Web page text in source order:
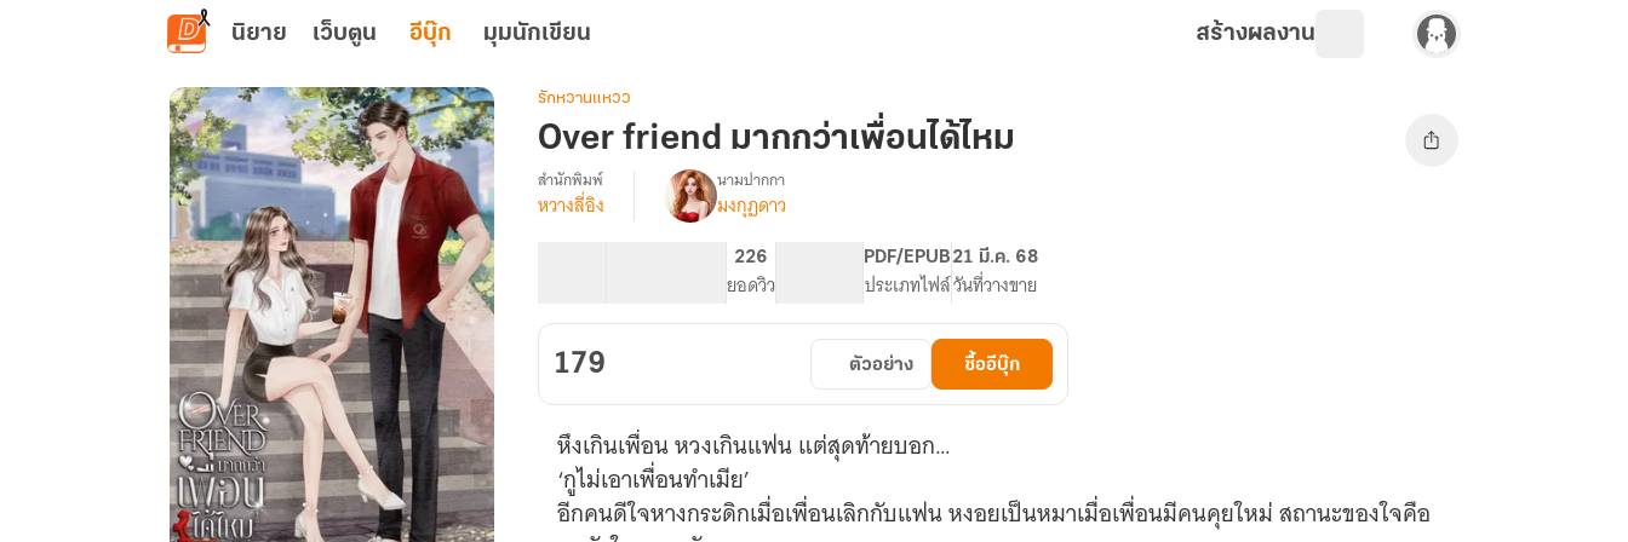
ข้ามไปยังเนื้อหาหลัก
นิยาย เว็บตูน อีบุ๊ก มุมนักเขียน สร้างผลงาน
รักหวานแหวว
Over friend มากกว่าเพื่อนได้ไหม
เรื่องOver
ไหม
สำนักพิมพ์
หวางลี่อิง
นามปากกา
มงกุฏดาว
226
ยอดวิว
PDF/EPUB
ประเภทไฟล์
21 มี.ค. 68
วันที่วางขาย
179 ตัวอย่าง ซื้ออีบุ๊ก
หึงเกินเพื่อน หวงเกินแฟน แต่สุดท้ายบอก…
‘กูไม่เอาเพื่อนทำเมีย’
อีกคนดีใจหางกระดิกเมื่อเพื่อนเลิกกับแฟน หงอยเป็นหมาเมื่อเพื่อนมีคนคุยใหม่ สถานะของใจคือ